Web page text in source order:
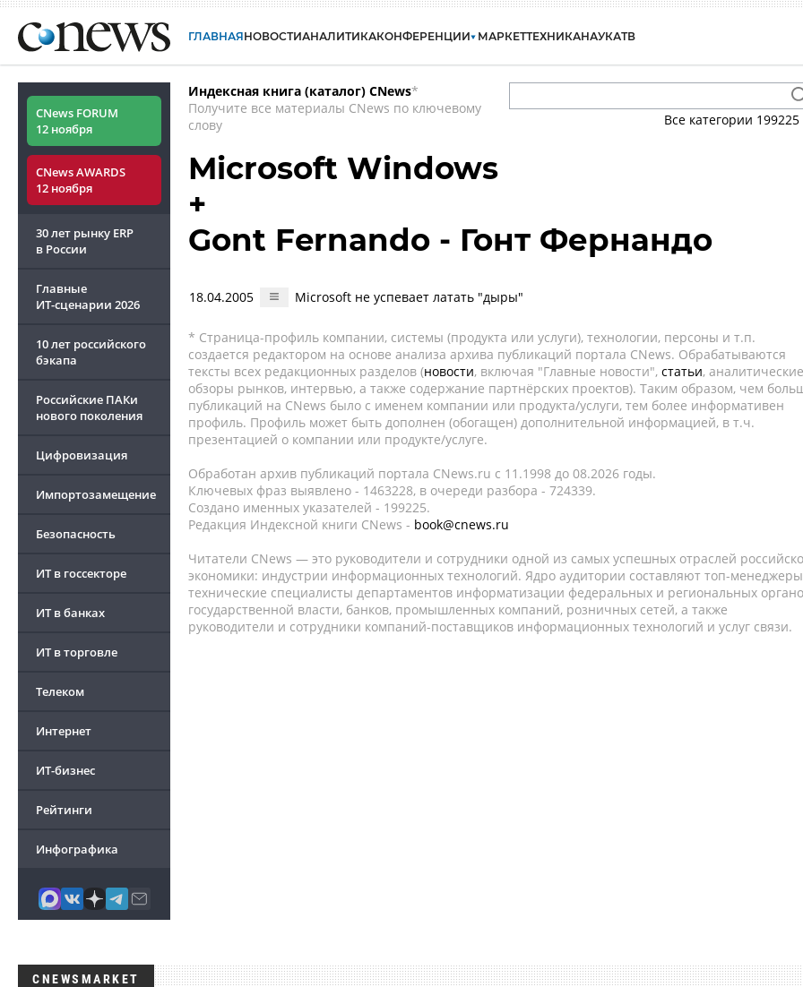
ГЛАВНАЯНОВОСТИАНАЛИТИКАКОНФЕРЕНЦИИ МАРКЕТТЕХНИКАНАУКАТВ
CNews FORUM
12 ноября
CNews AWARDS
12 ноября
30 лет рынку ERP
в России
Главные
ИТ-сценарии 2026
10 лет российского
бэкапа
Российские ПАКи
нового поколения
Цифровизация
Импортозамещение
Безопасность
ИТ в госсекторе
ИТ в банках
ИТ в торговле
Телеком
Интернет
ИТ-бизнес
Рейтинги
Инфографика
Индексная книга (каталог) CNews*
Получите все материалы CNews по ключевому
слову
Все категории 199225
Microsoft Windows
+
Gont Fernando - Гонт Фернандо
18.04.2005 Microsoft не успевает латать "дыры"
* Страница-профиль компании, системы (продукта или услуги), технологии, персоны и т.п.
создается редактором на основе анализа архива публикаций портала CNews. Обрабатываются
тексты всех редакционных разделов (новости, включая "Главные новости", статьи, аналитические
обзоры рынков, интервью, а также содержание партнёрских проектов). Таким образом, чем
публикаций на CNews было с именем компании или продукта/услуги, тем более информативен
профиль. Профиль может быть дополнен (обогащен) дополнительной информацией, в т.ч.
презентацией о компании или продукте/услуге.
Обработан архив публикаций портала CNews.ru c 11.1998 до 08.2026 годы.
Ключевых фраз выявлено - 1463228, в очереди разбора - 724339.
Создано именных указателей - 199225.
Редакция Индексной книги CNews - book@cnews.ru
Читатели CNews — это руководители и сотрудники одной из самых успешных отраслей
экономики: индустрии информационных технологий. Ядро аудитории составляют топ-
технические специалисты департаментов информатизации федеральных и региональных
государственной власти, банков, промышленных компаний, розничных сетей, а также
руководители и сотрудники компаний-поставщиков информационных технологий и услуг связи.
CNEWSMARKET